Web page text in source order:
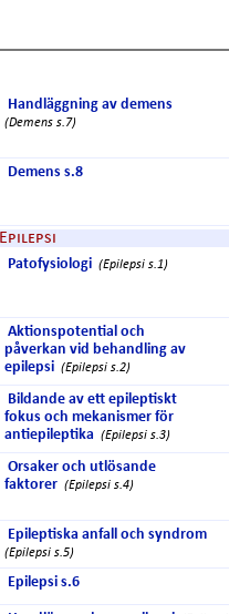
Handläggning av demens
(Demens s.7)
Demens s.8
Epilepsi
Patofysiologi (Epilepsi s.1)
Aktionspotential och
påverkan vid behandling av
epilepsi (Epilepsi s.2)
Bildande av ett epileptiskt
fokus och mekanismer för
antiepileptika (Epilepsi s.3)
Orsaker och utlösande
faktorer (Epilepsi s.4)
Epileptiska anfall och syndrom
(Epilepsi s.5)
Epilepsi s.6